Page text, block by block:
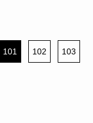
101 102 103